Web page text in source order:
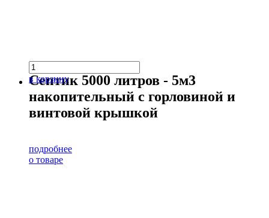
в корзину
Септик 5000 литров - 5м3
накопительный с горловиной и
винтовой крышкой
подробнее
о товаре